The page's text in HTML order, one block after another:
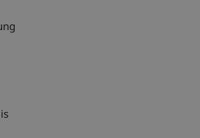
Hinweise
Verzeichnis